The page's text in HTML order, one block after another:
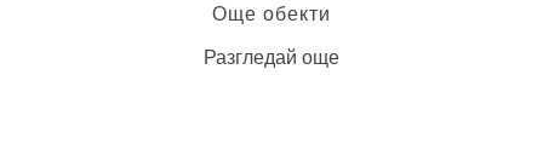
Още обекти
Разгледай още